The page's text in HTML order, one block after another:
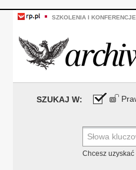
SZKOLENIA I KONFERENCJE
SZUKAJ W:
Chcesz